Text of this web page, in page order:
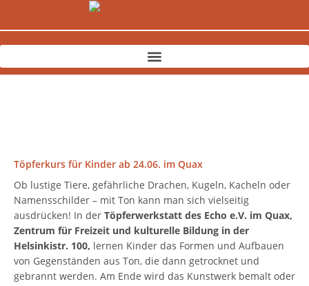
Töpferkurs für Kinder ab 24.06. im Quax
Ob lustige Tiere, gefährliche Drachen, Kugeln, Kacheln oder
Namensschilder – mit Ton kann man sich vielseitig
ausdrücken! In der Töpferwerkstatt des Echo e.V. im Quax,
Zentrum für Freizeit und kulturelle Bildung in der
Helsinkistr. 100, lernen Kinder das Formen und Aufbauen
von Gegenständen aus Ton, die dann getrocknet und
gebrannt werden. Am Ende wird das Kunstwerk bemalt oder